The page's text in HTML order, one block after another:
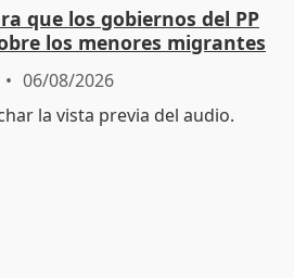
que los gobiernos del PP
los menores migrantes
06/08/2026